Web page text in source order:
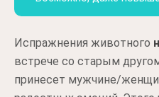
Испражнения животного
встрече со старым
принесет мужчине/